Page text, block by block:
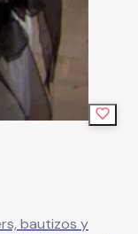
bautizos y